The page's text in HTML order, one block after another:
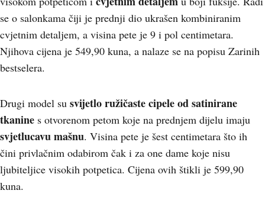
se o salonkama čiji je prednji dio ukrašen kombiniranim
cvjetnim detaljem, a visina pete je 9 i pol centimetara.
Njihova cijena je 549,90 kuna, a nalaze se na popisu Zarinih
bestselera.
Drugi model su svijetlo ružičaste cipele od satinirane
tkanine s otvorenom petom koje na prednjem dijelu imaju
svjetlucavu mašnu. Visina pete je šest centimetara što ih
čini privlačnim odabirom čak i za one dame koje nisu
ljubiteljice visokih potpetica. Cijena ovih štikli je 599,90
kuna.